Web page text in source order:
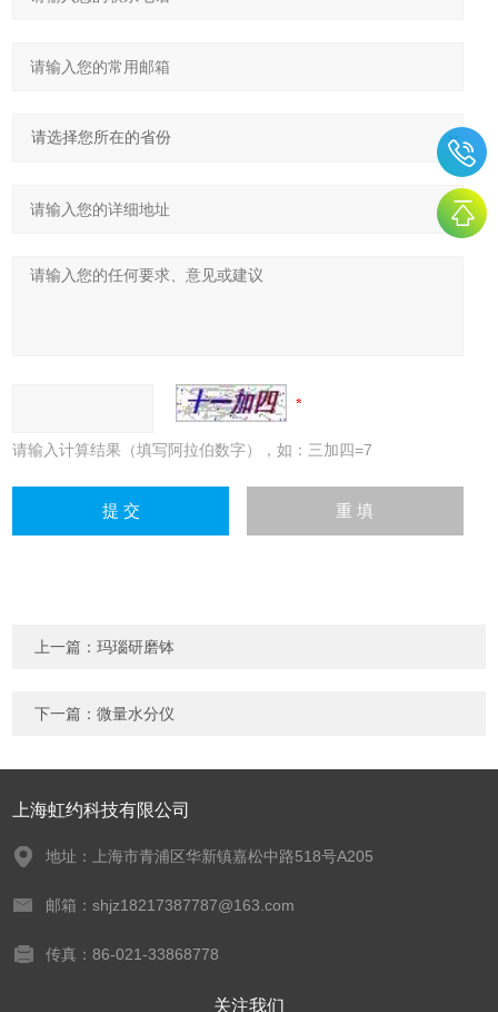
请输入计算结果（填写阿拉伯数字），如：三加四=7
上一篇：玛瑙研磨钵
下一篇：微量水分仪
上海虹约科技有限公司
地址：上海市青浦区华新镇嘉松中路518号A205
邮箱：shjz18217387787@163.com
传真：86-021-33868778
关注我们